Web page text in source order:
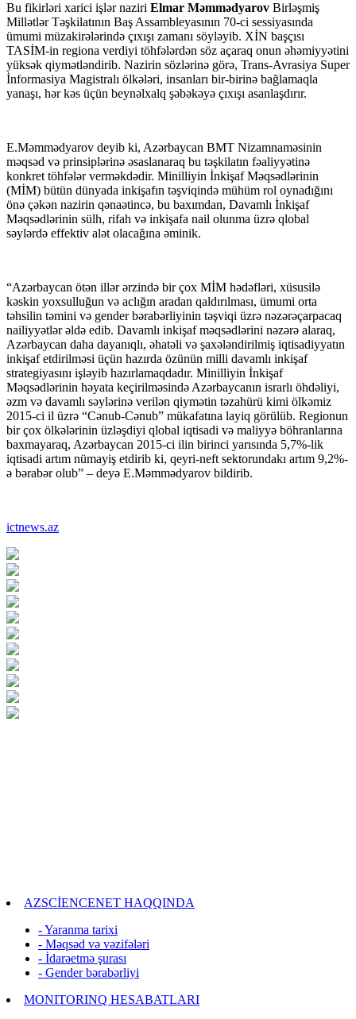
Bu fikirləri xarici işlər naziri Elmar Məmmədyarov Birləşmiş
Millətlər Təşkilatının Baş Assambleyasının 70-ci sessiyasında
ümumi müzakirələrində çıxışı zamanı söyləyib. XİN başçısı
TASİM-in regiona verdiyi töhfələrdən söz açaraq onun əhəmiyyətini
yüksək qiymətləndirib. Nazirin sözlərinə görə, Trans-Avrasiya Super
İnformasiya Magistralı ölkələri, insanları bir-birinə bağlamaqla
yanaşı, hər kəs üçün beynəlxalq şəbəkəyə çıxışı asanlaşdırır.
E.Məmmədyarov deyib ki, Azərbaycan BMT Nizamnaməsinin
məqsəd və prinsiplərinə əsaslanaraq bu təşkilatın fəaliyyətinə
konkret töhfələr verməkdədir. Minilliyin İnkişaf Məqsədlərinin
(MİM) bütün dünyada inkişafın təşviqində mühüm rol oynadığını
önə çəkən nazirin qənaətincə, bu baxımdan, Davamlı İnkişaf
Məqsədlərinin sülh, rifah və inkişafa nail olunma üzrə qlobal
səylərdə effektiv alət olacağına əminik.
“Azərbaycan ötən illər ərzində bir çox MİM hədəfləri, xüsusilə
kəskin yoxsulluğun və aclığın aradan qaldırılması, ümumi orta
təhsilin təmini və gender bərabərliyinin təşviqi üzrə nəzərəçarpacaq
nailiyyətlər əldə edib. Davamlı inkişaf məqsədlərini nəzərə alaraq,
Azərbaycan daha dayanıqlı, əhatəli və şaxələndirilmiş iqtisadiyyatın
inkişaf etdirilməsi üçün hazırda özünün milli davamlı inkişaf
strategiyasını işləyib hazırlamaqdadır. Minilliyin İnkişaf
Məqsədlərinin həyata keçirilməsində Azərbaycanın israrlı öhdəliyi,
əzm və davamlı səylərinə verilən qiymətin təzahürü kimi ölkəmiz
2015-ci il üzrə “Cənub-Cənub” mükafatına layiq görülüb. Regionun
bir çox ölkələrinin üzləşdiyi qlobal iqtisadi və maliyyə böhranlarına
baxmayaraq, Azərbaycan 2015-ci ilin birinci yarısında 5,7%-lik
iqtisadi artım nümayiş etdirib ki, qeyri-neft sektorundakı artım 9,2%-
ə bərabər olub” – deyə E.Məmmədyarov bildirib.
ictnews.az
AZSCİENCENET HAQQINDA
- Yaranma tarixi
- Məqsəd və vəzifələri
- İdarəetmə şurası
- Gender bərabərliyi
MONITORINQ HESABATLARI